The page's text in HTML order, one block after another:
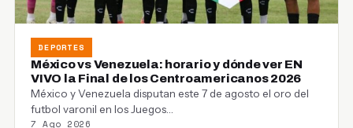
DEPORTES
México vs Venezuela: horario y dónde ver EN
VIVO la Final de los Centroamericanos 2026
México y Venezuela disputan este 7 de agosto el oro del
futbol varonil en los Juegos…
7 Ago 2026